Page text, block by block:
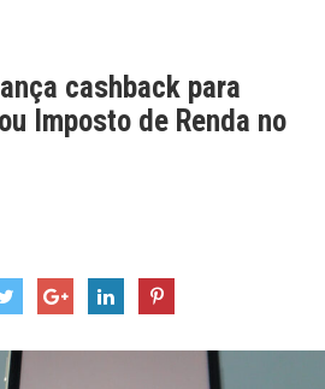
cashback para
Imposto de Renda no